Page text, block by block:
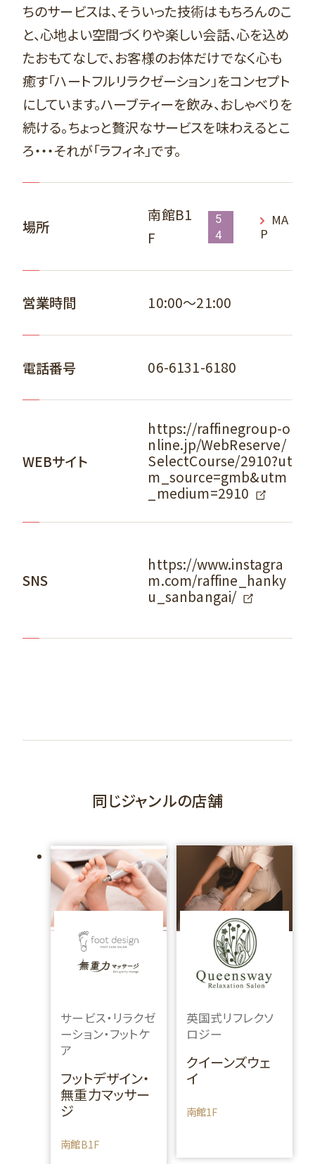
ちのサービスは、そういった技術はもちろんのこ
と、心地よい空間づくりや楽しい会話、心を込め
たおもてなしで、お客様のお体だけでなく心も
癒す「ハートフルリラクゼーション」をコンセプト
にしています。ハーブティーを飲み、おしゃべりを
続ける。ちょっと贅沢なサービスを味わえるとこ
ろ・・・それが「ラフィネ」です。
場所
南館B1
F
5
4
MA
P
営業時間 10:00～21:00
電話番号 06-6131-6180
WEBサイト
https://raffinegroup-o
nline.jp/WebReserve/
SelectCourse/2910?ut
m_source=gmb&utm
_medium=2910
SNS
https://www.instagra
m.com/raffine_hanky
u_sanbangai/
同じジャンルの店舗
サービス・リラクゼ
ーション・フットケ
ア
フットデザイン・
無重力マッサー
ジ
南館B1F
英国式リフレクソ
ロジー
クイーンズウェ
イ
南館1F